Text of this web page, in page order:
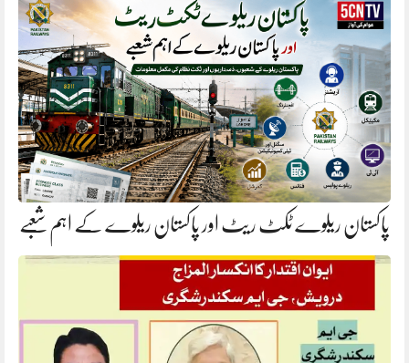
پاکستان ریلوے ٹکٹ ریٹ اور پاکستان ریلوے کے اہم شعبے